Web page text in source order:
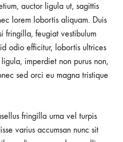
auctor ligula ut, sagittis
lorem lobortis aliquam. Duis
fringilla, feugiat vestibulum
odio efficitur, lobortis ultrices
imperdiet non purus non,
sed orci eu magna tristique
fringilla urna vel turpis
varius accumsan nunc sit